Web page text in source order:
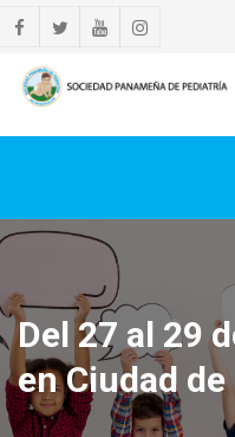
Del 27 al 29
en Ciudad